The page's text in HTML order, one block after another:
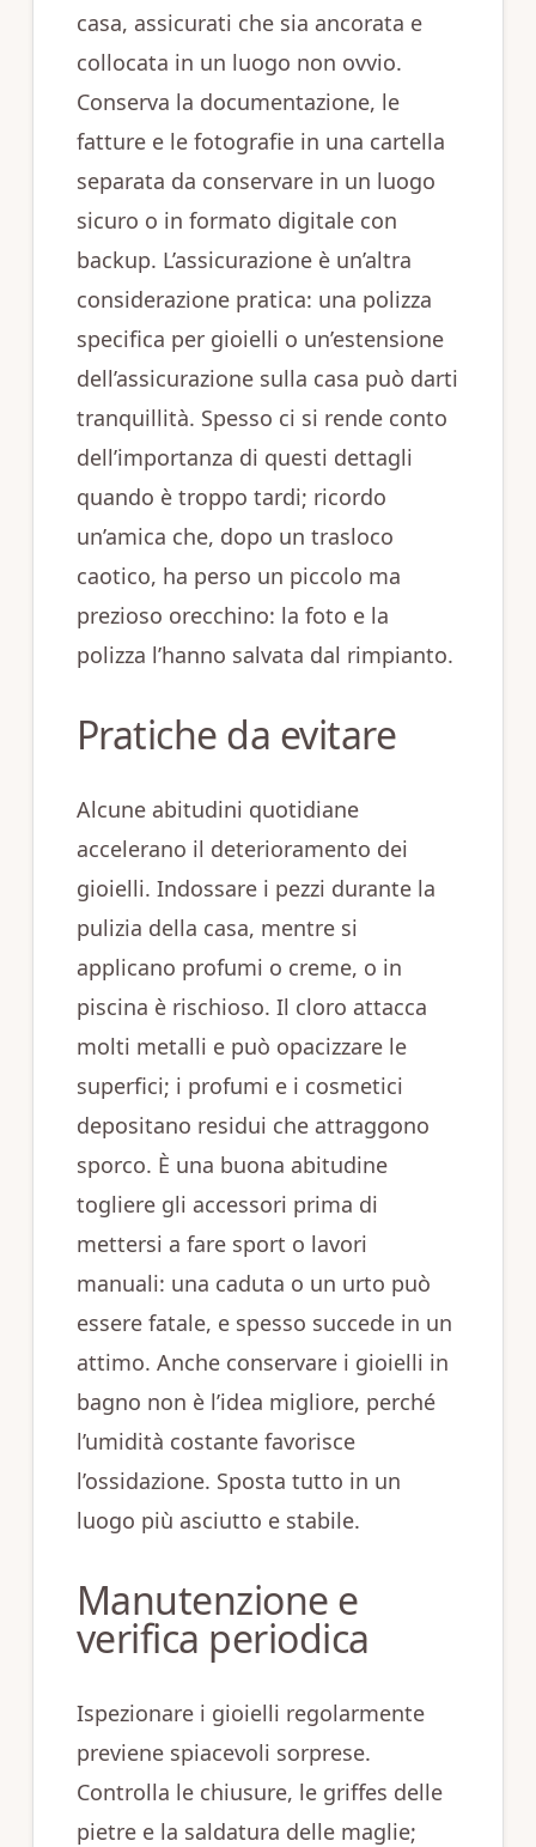
casa, assicurati che sia ancorata e
collocata in un luogo non ovvio.
Conserva la documentazione, le
fatture e le fotografie in una cartella
separata da conservare in un luogo
sicuro o in formato digitale con
backup. L’assicurazione è un’altra
considerazione pratica: una polizza
specifica per gioielli o un’estensione
dell’assicurazione sulla casa può darti
tranquillità. Spesso ci si rende conto
dell’importanza di questi dettagli
quando è troppo tardi; ricordo
un’amica che, dopo un trasloco
caotico, ha perso un piccolo ma
prezioso orecchino: la foto e la
polizza l’hanno salvata dal rimpianto.
Pratiche da evitare
Alcune abitudini quotidiane
accelerano il deterioramento dei
gioielli. Indossare i pezzi durante la
pulizia della casa, mentre si
applicano profumi o creme, o in
piscina è rischioso. Il cloro attacca
molti metalli e può opacizzare le
superfici; i profumi e i cosmetici
depositano residui che attraggono
sporco. È una buona abitudine
togliere gli accessori prima di
mettersi a fare sport o lavori
manuali: una caduta o un urto può
essere fatale, e spesso succede in un
attimo. Anche conservare i gioielli in
bagno non è l’idea migliore, perché
l’umidità costante favorisce
l’ossidazione. Sposta tutto in un
luogo più asciutto e stabile.
Manutenzione e
verifica periodica
Ispezionare i gioielli regolarmente
previene spiacevoli sorprese.
Controlla le chiusure, le griffes delle
pietre e la saldatura delle maglie;